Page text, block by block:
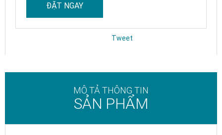
ĐẶT NGAY
Tweet
MÔ TẢ THÔNG TIN
SẢN PHẨM